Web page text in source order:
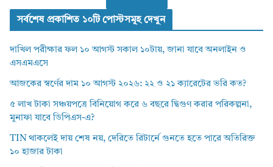
সর্বশেষ প্রকাশিত ১০টি পোস্টসমূহ দেখুন
দাখিল পরীক্ষার ফল ১০ আগস্ট সকাল ১০টায়, জানা যাবে অনলাইন ও
এসএমএসে
আজকের স্বর্ণের দাম ১০ আগস্ট ২০২৬: ২২ ও ২১ ক্যারেটের ভরি কত?
৫ লাখ টাকা সঞ্চয়পত্রে বিনিয়োগ করে ৬ বছরে দ্বিগুণ করার পরিকল্পনা,
মুনাফা যাবে ডিপিএস-এ?
TIN থাকলেই দায় শেষ নয়, দেরিতে রিটার্নে গুনতে হতে পারে অতিরিক্ত
১০ হাজার টাকা